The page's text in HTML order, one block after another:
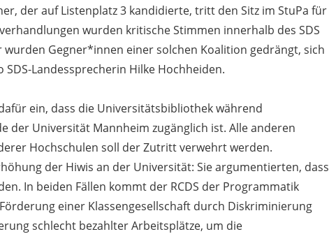
der auf Listenplatz 3 kandidierte, tritt den Sitz im StuPa für
wurden kritische Stimmen innerhalb des SDS
Gegner*innen einer solchen Koalition gedrängt, sich
SDS-Landessprecherin Hilke Hochheiden.
ein, dass die Universitätsbibliothek während
der Universität Mannheim zugänglich ist. Alle anderen
Hochschulen soll der Zutritt verwehrt werden.
der Hiwis an der Universität: Sie argumentierten, dass
In beiden Fällen kommt der RCDS der Programmatik
einer Klassengesellschaft durch Diskriminierung
schlecht bezahlter Arbeitsplätze, um die